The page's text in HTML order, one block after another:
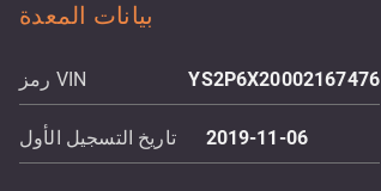
بيانات المعدة
رمز VIN YS2P6X20002167476
تاريخ التسجيل الأول 2019-11-06